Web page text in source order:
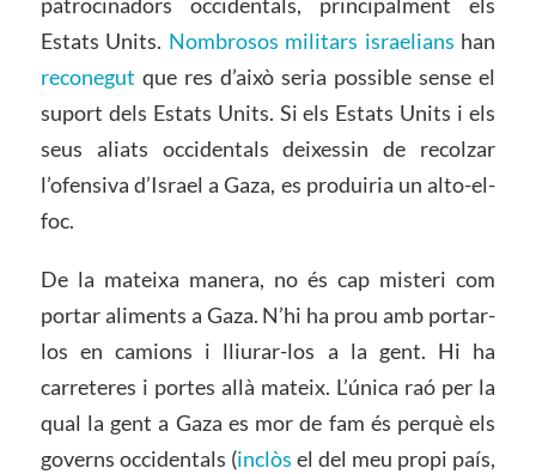
Estats Units. Nombrosos militars israelians han
reconegut que res d’això seria possible sense el
suport dels Estats Units. Si els Estats Units i els
seus aliats occidentals deixessin de recolzar
l’ofensiva d’Israel a Gaza, es produiria un alto-el-
foc.
De la mateixa manera, no és cap misteri com
portar aliments a Gaza. N’hi ha prou amb portar-
los en camions i lliurar-los a la gent. Hi ha
carreteres i portes allà mateix. L’única raó per la
qual la gent a Gaza es mor de fam és perquè els
governs occidentals (inclòs el del meu propi país,